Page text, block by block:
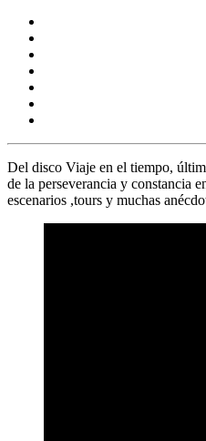
Del disco Viaje en el tiempo,
de la perseverancia y constancia
escenarios ,tours y muchas